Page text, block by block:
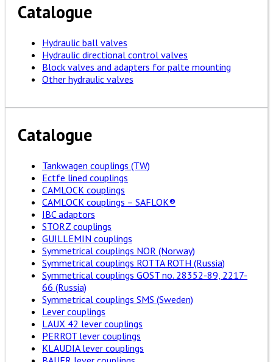
Catalogue
Hydraulic ball valves
Hydraulic directional control valves
Block valves and adapters for palte mounting
Other hydraulic valves
Catalogue
Tankwagen couplings (TW)
Ectfe lined couplings
CAMLOCK couplings
CAMLOCK couplings – SAFLOK®
IBC adaptors
STORZ couplings
GUILLEMIN couplings
Symmetrical couplings NOR (Norway)
Symmetrical couplings ROTTA ROTH (Russia)
Symmetrical couplings GOST no. 28352-89, 2217-
66 (Russia)
Symmetrical couplings SMS (Sweden)
Lever couplings
LAUX 42 lever couplings
PERROT lever couplings
KLAUDIA lever couplings